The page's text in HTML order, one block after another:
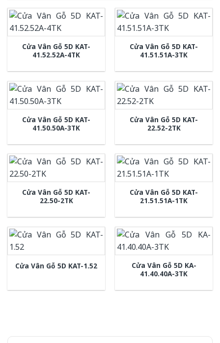
Cửa Vân Gỗ 5D KAT-
41.52.52A-4TK
Cửa Vân Gỗ 5D KAT-
41.51.51A-3TK
Cửa Vân Gỗ 5D KAT-
41.50.50A-3TK
Cửa Vân Gỗ 5D KAT-
22.52-2TK
Cửa Vân Gỗ 5D KAT-
22.50-2TK
Cửa Vân Gỗ 5D KAT-
21.51.51A-1TK
Cửa Vân Gỗ 5D KAT-1.52
Cửa Vân Gỗ 5D KA-
41.40.40A-3TK